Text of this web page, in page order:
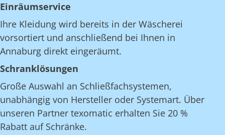
Einräumservice
Ihre Kleidung wird bereits in der Wäscherei
vorsortiert und anschließend bei Ihnen in
Annaburg direkt eingeräumt.
Schranklösungen
Große Auswahl an Schließfachsystemen,
unabhängig von Hersteller oder Systemart. Über
unseren Partner texomatic erhalten Sie 20 %
Rabatt auf Schränke.